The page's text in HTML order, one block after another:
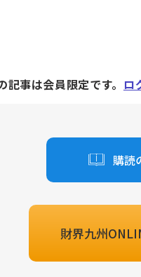
記事は会員限定です。 ロ
購読
財界九州